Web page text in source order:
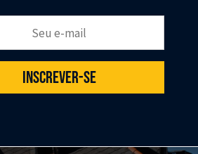
INSCREVER-SE